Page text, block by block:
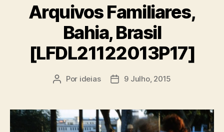
Arquivos Familiares,
Bahia, Brasil
[LFDL21122013P17]
Autor
Por ideias
Data9 Julho, 2015